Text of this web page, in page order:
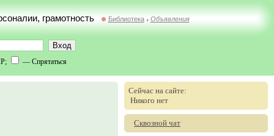
грамотность Библиотека // Объявления
— Спрятаться
Сейчас на сайте:
Никого нет
Сквозной чат